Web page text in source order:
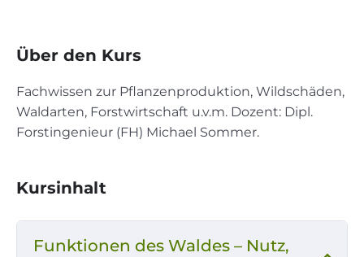
Über den Kurs
Fachwissen zur Pflanzenproduktion, Wildschäden,
Waldarten, Forstwirtschaft u.v.m. Dozent: Dipl.
Forstingenieur (FH) Michael Sommer.
Kursinhalt
Funktionen des Waldes – Nutz,